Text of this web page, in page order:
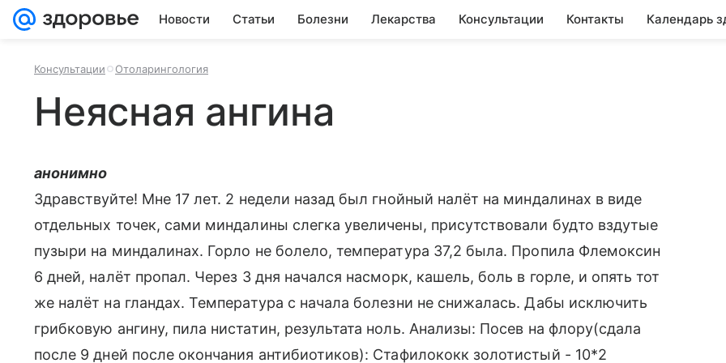
Новости Статьи Болезни Лекарства Консультации Контакты Календарь
Консультации Отоларингология
Неясная ангина
анонимно
Здравствуйте! Мне 17 лет. 2 недели назад был гнойный налёт на миндалинах в виде
отдельных точек, сами миндалины слегка увеличены, присутствовали будто вздутые
пузыри на миндалинах. Горло не болело, температура 37,2 была. Пропила Флемоксин
6 дней, налёт пропал. Через 3 дня начался насморк, кашель, боль в горле, и опять тот
же налёт на гландах. Температура с начала болезни не снижалась. Дабы исключить
грибковую ангину, пила нистатин, результата ноль. Анализы: Посев на флору(сдала
после 9 дней после окончания антибиотиков): Стафилококк золотистый - 10*2